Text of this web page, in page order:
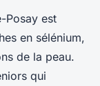
Posay est
en sélénium,
de la peau.
qui